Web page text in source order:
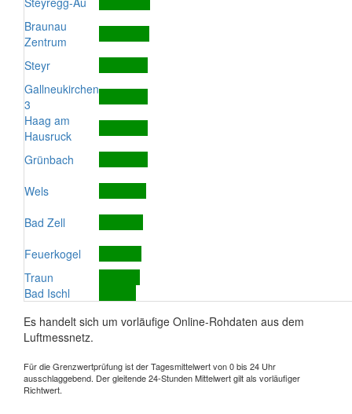
Braunau
Zentrum
Steyr
Gallneukirchen
3
Haag am
Hausruck
Grünbach
Wels
Bad Zell
Feuerkogel
Traun
Bad Ischl
Es handelt sich um vorläufige Online-Rohdaten aus dem
Luftmessnetz.
Für die Grenzwertprüfung ist der Tagesmittelwert von 0 bis 24 Uhr
ausschlaggebend. Der gleitende 24-Stunden Mittelwert gilt als vorläufiger
Richtwert.